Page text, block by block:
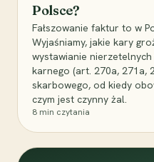
Polsce?
Fałszowanie faktur to w
Wyjaśniamy, jakie kary
wystawianie
karnego (art. 270a, 271a,
skarbowego, od kiedy
czym jest czynny żal.
8 min czytania